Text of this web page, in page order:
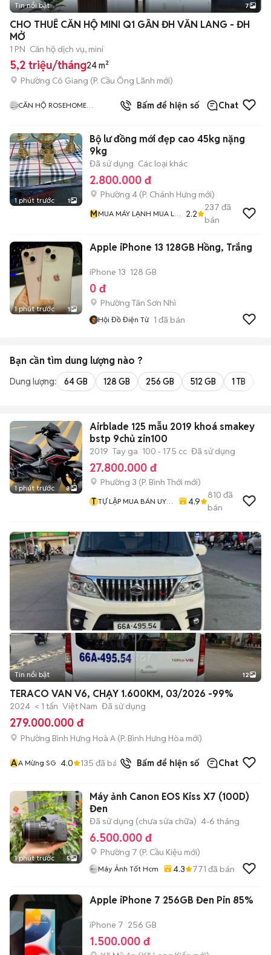
+2
Tin nổi bật 7
CHO THUÊ CĂN HỘ MINI Q1 GẦN ĐH VĂN LANG - ĐH
MỞ
1 PN Căn hộ dịch vụ, mini
5,2 triệu/tháng24 m²
Phường Cô Giang (P. Cầu Ông Lãnh mới)
CĂN HỘ ROSEHOME
1đã bán
Bấm để hiện số Chat
1 phút trước 1
Bộ lư đồng mới đẹp cao 45kg nặng
9kg
Đã sử dụng Các loại khác
2.800.000 đ
Phường 4 (P. Chánh Hưng mới)
MMUA MÁY LẠNH MUA LƯ
2.2
237 đã
bán
1 phút trước 1
Apple iPhone 13 128GB Hồng, Trắng
iPhone 13 128 GB
0 đ
Phường Tân Sơn Nhì
Hội Đồ Điện Tử 1 đã bán
Bạn cần tìm dung lượng nào ?
Dung lượng: 64 GB 128 GB 256 GB 512 GB 1 TB
1 phút trước 8
Airblade 125 mẫu 2019 khoá smakey
bstp 9chủ zin100
2019 Tay ga 100 - 175 cc Đã sử dụng
27.800.000 đ
Phường 3 (P. Bình Thới mới)
T TỰ LẬP MUA BÁN UY
4.9
810 đã
bán
+2
Tin nổi bật 12
TERACO VAN V6, CHẠY 1.600KM, 03/2026 -99%
2024 < 1 tấn Việt Nam Đã sử dụng
279.000.000 đ
Phường Bình Hưng Hoà A (P. Bình Hưng Hòa mới)
AA Mừng SG 4.0 135 đã bán Bấm để hiện số Chat
1 phút trước 5
Máy ảnh Canon EOS Kiss X7 (100D)
Đen
Đã sử dụng (chưa sửa chữa) 4-6 tháng
6.500.000 đ
Phường 7 (P. Cầu Kiệu mới)
Máy Ảnh Tốt Hcm 4.3 771 đã bán
Apple iPhone 7 256GB Đen Pin 85%
iPhone 7 256 GB
1.500.000 đ